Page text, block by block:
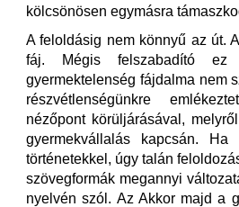
kölcsönösen egymásra
A feloldásig nem könnyű az út.
fáj. Mégis felszabadító
gyermektelenség fájdalma nem
részvétlenségünkre
nézőpont körüljárásával,
gyermekvállalás kapcsán.
történetekkel, úgy talán
szövegformák megannyi
nyelvén szól. Az Akkor majd a